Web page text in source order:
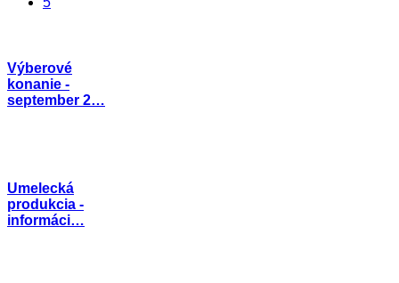
Výberové
konanie -
september 2…
Umelecká
produkcia -
informáci…